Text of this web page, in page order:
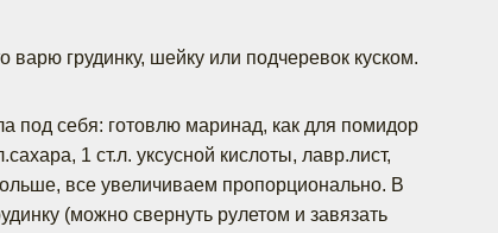
варю грудинку, шейку или подчеревок куском.
под себя: готовлю маринад, как для помидор
1 ст.л. уксусной кислоты, лавр.лист,
все увеличиваем пропорционально. В
(можно свернуть рулетом и завязать